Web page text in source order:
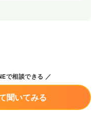
で相談できる
聞いてみる